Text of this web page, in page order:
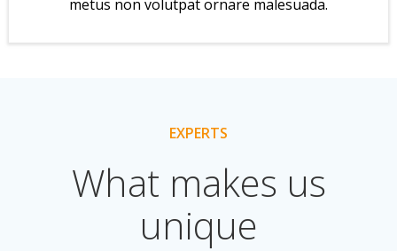
metus non volutpat ornare malesuada.
EXPERTS
What makes us
unique